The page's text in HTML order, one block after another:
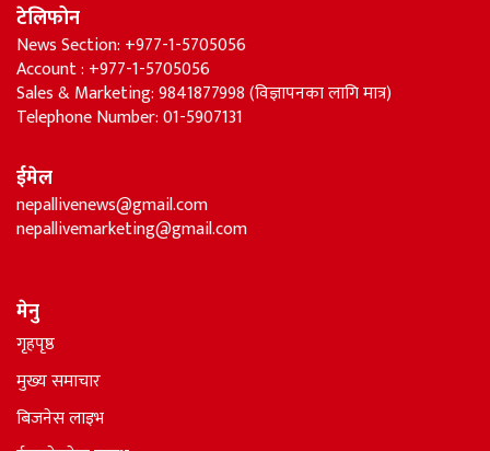
टेलिफोन
News Section: +977-1-5705056
Account : +977-1-5705056
Sales & Marketing: 9841877998 (विज्ञापनका लागि मात्र)
Telephone Number: 01-5907131
ईमेल
nepallivenews@gmail.com
nepallivemarketing@gmail.com
मेनु
गृहपृष्ठ
मुख्य समाचार
बिजनेस लाइभ